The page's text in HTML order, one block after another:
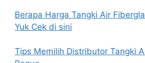
Berapa Harga Tangki Air
Yuk Cek di sini
Tips Memilih Distributor Tangki